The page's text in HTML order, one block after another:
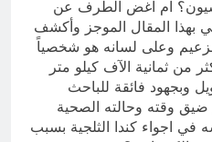
ام اغض الطرف عن
بهذا المقال الموجز وأكشف
وعلى لسانه هو شخصياً
من ثمانية الآف كيلو متر
وبجهود فائقة للباحث
ضيق وقته وحالته الصحية
في اجواء كندا الثلجية بسبب